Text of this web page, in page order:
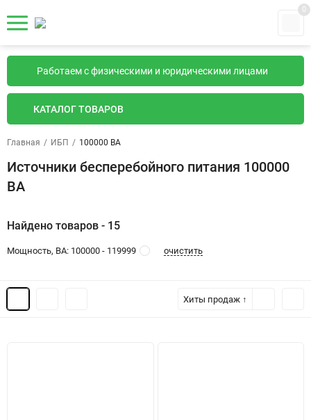
0
Работаем с физическими и юридическими лицами
КАТАЛОГ ТОВАРОВ
Главная / ИБП / 100000 ВА
Источники бесперебойного питания 100000
ВА
Найдено товаров - 15
Мощность, ВА: 100000 - 119999 очистить
Хиты продаж ↑